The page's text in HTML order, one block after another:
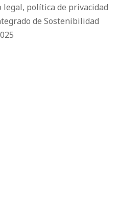
legal, política de privacidad
de Sostenibilidad